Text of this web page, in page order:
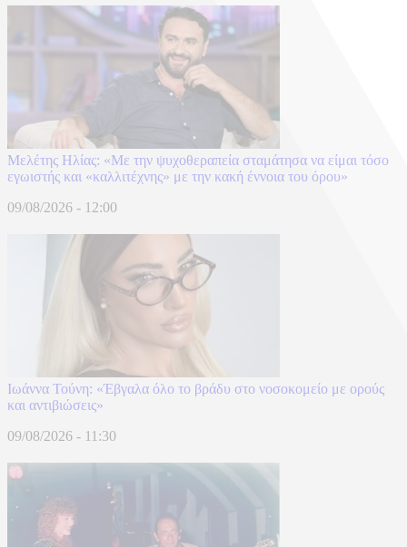
Μελέτης Ηλίας: «Με την ψυχοθεραπεία σταμάτησα να είμαι τόσο
εγωιστής και «καλλιτέχνης» με την κακή έννοια του όρου»
09/08/2026 - 12:00
Ιωάννα Τούνη: «Έβγαλα όλο το βράδυ στο νοσοκομείο με ορούς
και αντιβιώσεις»
09/08/2026 - 11:30